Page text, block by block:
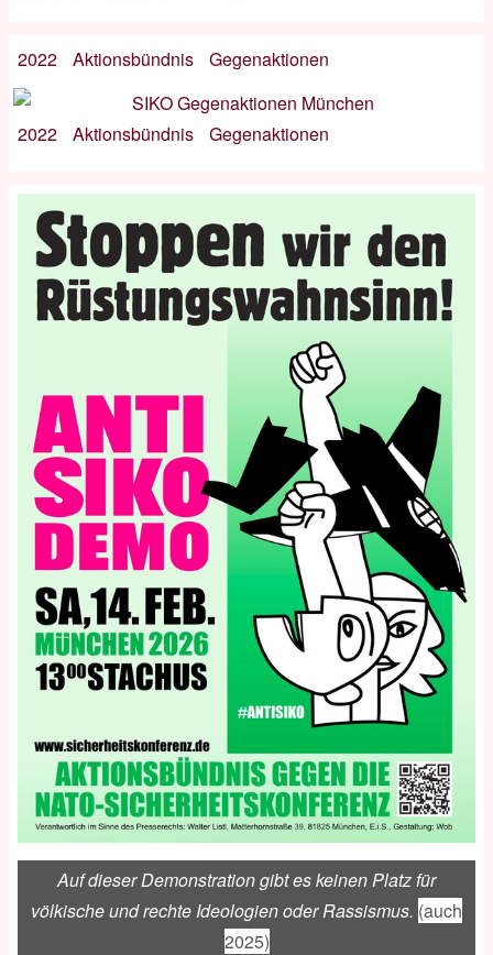
2022 Aktionsbündnis Gegenaktionen
2022 Aktionsbündnis Gegenaktionen
Auf dieser Demonstration gibt es keinen Platz für
völkische und rechte Ideologien oder Rassismus. (auch
2025)